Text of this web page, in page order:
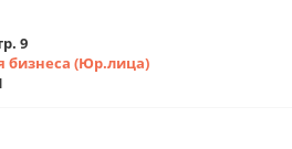
9
бизнеса (Юр.лица)